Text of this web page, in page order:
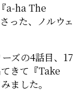
a-ha The
った、ノルウェ
ズの4話目、17
きて『Take
ました。